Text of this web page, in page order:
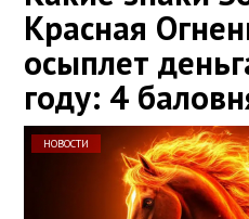
Красная
осыплет
году: 4
НОВОСТИ